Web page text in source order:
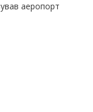
аеропорт